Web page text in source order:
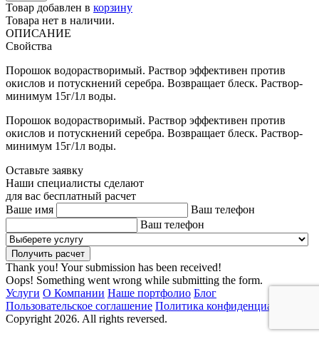
Товар добавлен в корзину
Товара нет в наличии.
ОПИСАНИЕ
Свойства
Порошок водорастворимый. Раствор эффективен против
окислов и потускнений серебра. Возвращает блеск. Раствор-
минимум 15г/1л воды.
Порошок водорастворимый. Раствор эффективен против
окислов и потускнений серебра. Возвращает блеск. Раствор-
минимум 15г/1л воды.
Оставьте заявку
Наши специалисты сделают
для вас бесплатный расчет
Ваше имя
Ваш телефон
Ваш телефон
Thank you! Your submission has been received!
Oops! Something went wrong while submitting the form.
Услуги О Компании Наше портфолио Блог
Пользовательское соглашение Политика конфиденциальности
Copyright 2026. All rights reversed.